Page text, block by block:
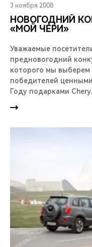
3 ноября 2008
НОВОГОДНИЙ
«МОЙ ЧЕРИ»
Уважаемые
предновогодний
которого мы
победителей
Году подарками Chery.